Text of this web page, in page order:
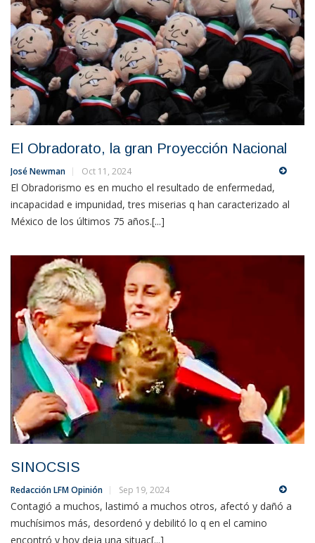
El Obradorato, la gran Proyección Nacional
José Newman Oct 11, 2024
El Obradorismo es en mucho el resultado de enfermedad,
incapacidad e impunidad, tres miserias q han caracterizado al
México de los últimos 75 años.[...]
SINOCSIS
Redacción LFM Opinión Sep 19, 2024
Contagió a muchos, lastimó a muchos otros, afectó y dañó a
muchísimos más, desordenó y debilitó lo q en el camino
encontró y hoy deja una situac[...]